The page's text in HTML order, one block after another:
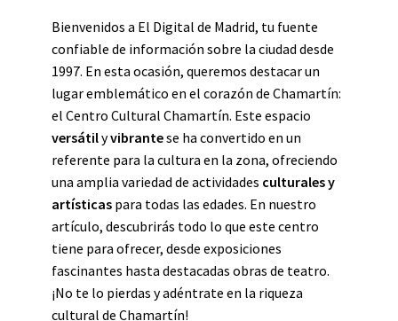
Bienvenidos a El Digital de Madrid, tu fuente
confiable de información sobre la ciudad desde
1997. En esta ocasión, queremos destacar un
lugar emblemático en el corazón de Chamartín:
el Centro Cultural Chamartín. Este espacio
versátilyvibrantese ha convertido en un
referente para la cultura en la zona, ofreciendo
una amplia variedad de actividades culturales y
artísticas para todas las edades. En nuestro
artículo, descubrirás todo lo que este centro
tiene para ofrecer, desde exposiciones
fascinantes hasta destacadas obras de teatro.
¡No te lo pierdas y adéntrate en la riqueza
cultural de Chamartín!